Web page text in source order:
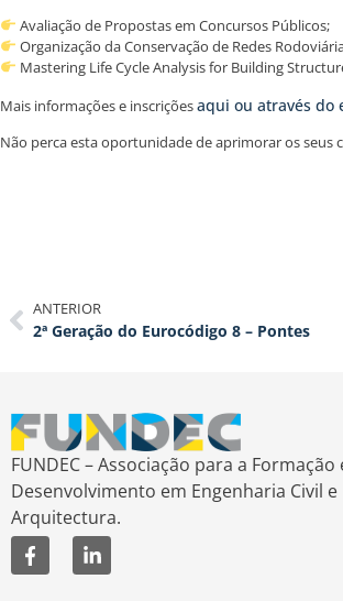
Avaliação de Propostas em Concursos Públicos;
Organização da Conservação de Redes
Mastering Life Cycle Analysis for Building
Mais informações e inscriçõesaqui ou através do
Não perca esta oportunidade de aprimorar os seus
ANTERIOR
2ª Geração do Eurocódigo 8 – Pontes
FUNDEC – Associação para a Formação
Desenvolvimento em Engenharia Civil e
Arquitectura.